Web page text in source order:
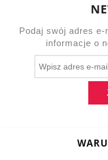
Podaj swój adres
informacje o